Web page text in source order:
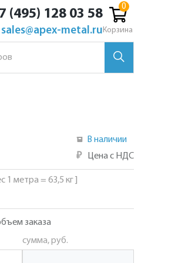
(495) 128 03 58
sales@apex-metal.ru Корзина
В наличии
₽
Цена с НДС
1 метра = 63,5 кг ]
заказа
сумма, руб.